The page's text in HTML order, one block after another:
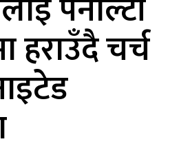
चर्च